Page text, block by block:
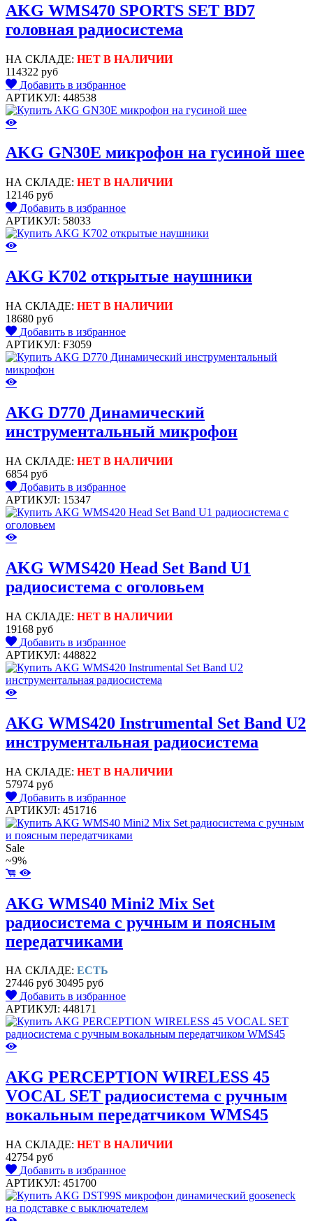
AKG WMS470 SPORTS SET BD7
головная радиосистема
НА СКЛАДЕ: НЕТ В НАЛИЧИИ
114322 руб
Добавить в избранное
АРТИКУЛ: 448538
AKG GN30E микрофон на гусиной шее
НА СКЛАДЕ: НЕТ В НАЛИЧИИ
12146 руб
Добавить в избранное
АРТИКУЛ: 58033
AKG K702 открытые наушники
НА СКЛАДЕ: НЕТ В НАЛИЧИИ
18680 руб
Добавить в избранное
АРТИКУЛ: F3059
AKG D770 Динамический
инструментальный микрофон
НА СКЛАДЕ: НЕТ В НАЛИЧИИ
6854 руб
Добавить в избранное
АРТИКУЛ: 15347
AKG WMS420 Head Set Band U1
радиосистема с оголовьем
НА СКЛАДЕ: НЕТ В НАЛИЧИИ
19168 руб
Добавить в избранное
АРТИКУЛ: 448822
AKG WMS420 Instrumental Set Band U2
инструментальная радиосистема
НА СКЛАДЕ: НЕТ В НАЛИЧИИ
57974 руб
Добавить в избранное
АРТИКУЛ: 451716
Sale
~9%
AKG WMS40 Mini2 Mix Set
радиосистема с ручным и поясным
передатчиками
НА СКЛАДЕ: ЕСТЬ
27446 руб 30495 руб
Добавить в избранное
АРТИКУЛ: 448171
AKG PERCEPTION WIRELESS 45
VOCAL SET радиосистема с ручным
вокальным передатчиком WMS45
НА СКЛАДЕ: НЕТ В НАЛИЧИИ
42754 руб
Добавить в избранное
АРТИКУЛ: 451700